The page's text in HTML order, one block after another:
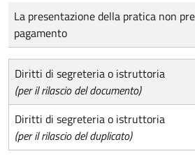
Tipo di pagamento
Importo
La presentazione della pratica non
pagamento
Diritti di segreteria o istruttoria
(per il rilascio del documento)
Diritti di segreteria o istruttoria
(per il rilascio del duplicato)